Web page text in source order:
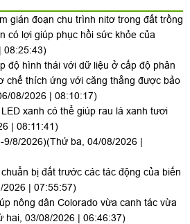
gián đoạn chu trình nitơ trong đất trồng
có lợi giúp phục hồi sức khỏe của
08:25:43)
độ hình thái với dữ liệu ở cấp độ phân
chế thích ứng với căng thẳng được bảo
08/2026 | 08:10:17)
xanh có thể giúp rau lá xanh tươi
| 08:11:41)
9/8/2026)(Thứ ba, 04/08/2026 |
bị đất trước các tác động của biến
| 07:55:57)
nông dân Colorado vừa canh tác vừa
hai, 03/08/2026 | 06:46:37)